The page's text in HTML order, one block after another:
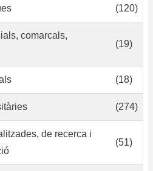
(120)
comarcals,
(19)
(18)
(274)
de recerca i
(51)